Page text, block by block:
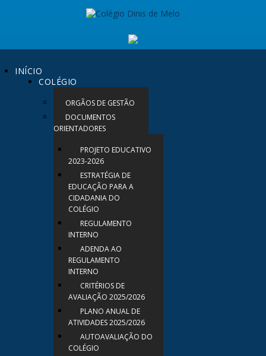
INÍCIO
COLÉGIO
ORGÃOS DE GESTÃO
DOCUMENTOS
ORIENTADORES
PROJETO EDUCATIVO
2023-2026
ESTRATÉGIA DE
EDUCAÇÃO PARA A
CIDADANIA DO
COLÉGIO
REGULAMENTO
INTERNO
ADENDA AO
REGULAMENTO
INTERNO
CRITÉRIOS DE
AVALIAÇÃO 2025/2026
PLANO ANUAL DE
ATIVIDADES 2025/2026
AUTOAVALIAÇÃO DO
COLÉGIO